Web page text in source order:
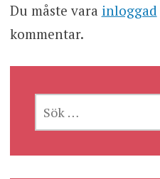
Du måste vara inloggad
kommentar.
EFTER: